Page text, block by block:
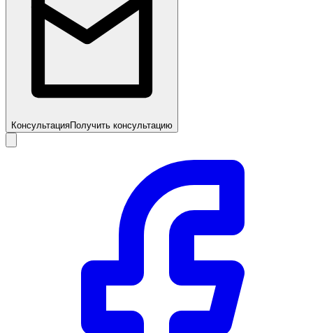
КонсультацияПолучить консультацию